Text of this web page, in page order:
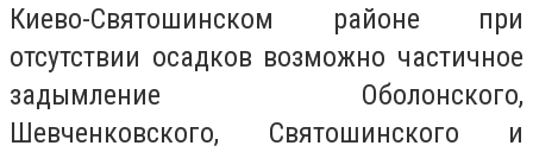
Киево-Святошинском районе при
отсутствии осадков возможно частичное
задымление Оболонского,
Шевченковского, Святошинского и